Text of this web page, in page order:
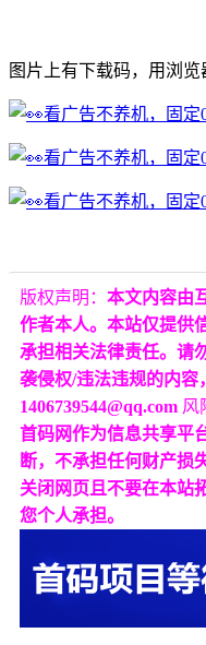
图片上有下载码，用浏
版权声明： 本文内容由
作者本人。本站仅提供
承担相关法律责任。请
袭侵权/违法违规的内容
1406739544@qq.com 风
首码网作为信息共享平
断，不承担任何财产损
关闭网页且不要在本站
您个人承担。